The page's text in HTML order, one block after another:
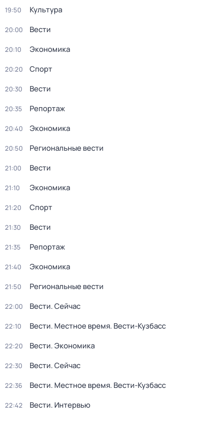
19:50 Культура
20:00 Вести
20:10 Экономика
20:20 Спорт
20:30 Вести
20:35 Репортаж
20:40 Экономика
20:50 Региональные вести
21:00 Вести
21:10 Экономика
21:20 Спорт
21:30 Вести
21:35 Репортаж
21:40 Экономика
21:50 Региональные вести
22:00 Вести. Сейчас
22:10 Вести. Местное время. Вести-Кузбасс
22:20 Вести. Экономика
22:30 Вести. Сейчас
22:36 Вести. Местное время. Вести-Кузбасс
22:42 Вести. Интервью